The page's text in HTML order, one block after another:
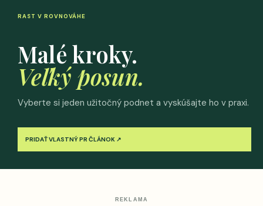
RAST V ROVNOVÁHE
Malé kroky.
Veľký posun.
Vyberte si jeden užitočný podnet a vyskúšajte ho v praxi.
PRIDAŤ VLASTNÝ PR ČLÁNOK ↗
REKLAMA